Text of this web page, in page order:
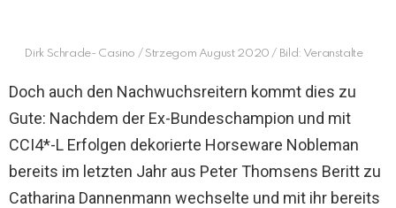
Dirk Schrade- Casino / Strzegom August 2020 / Bild: Veranstalte
Doch auch den Nachwuchsreitern kommt dies zu
Gute: Nachdem der Ex-Bundeschampion und mit
CCI4*-L Erfolgen dekorierte Horseware Nobleman
bereits im letzten Jahr aus Peter Thomsens Beritt zu
Catharina Dannenmann wechselte und mit ihr bereits